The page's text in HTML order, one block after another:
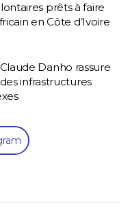
prêts à faire
en Côte d’Ivoire
Danho rassure
infrastructures